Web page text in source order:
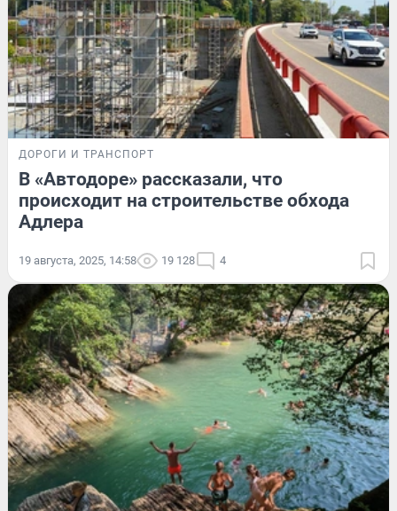
ДОРОГИ И ТРАНСПОРТ
В «Автодоре» рассказали, что
происходит на строительстве обхода
Адлера
19 августа, 2025, 14:58 19 128 4